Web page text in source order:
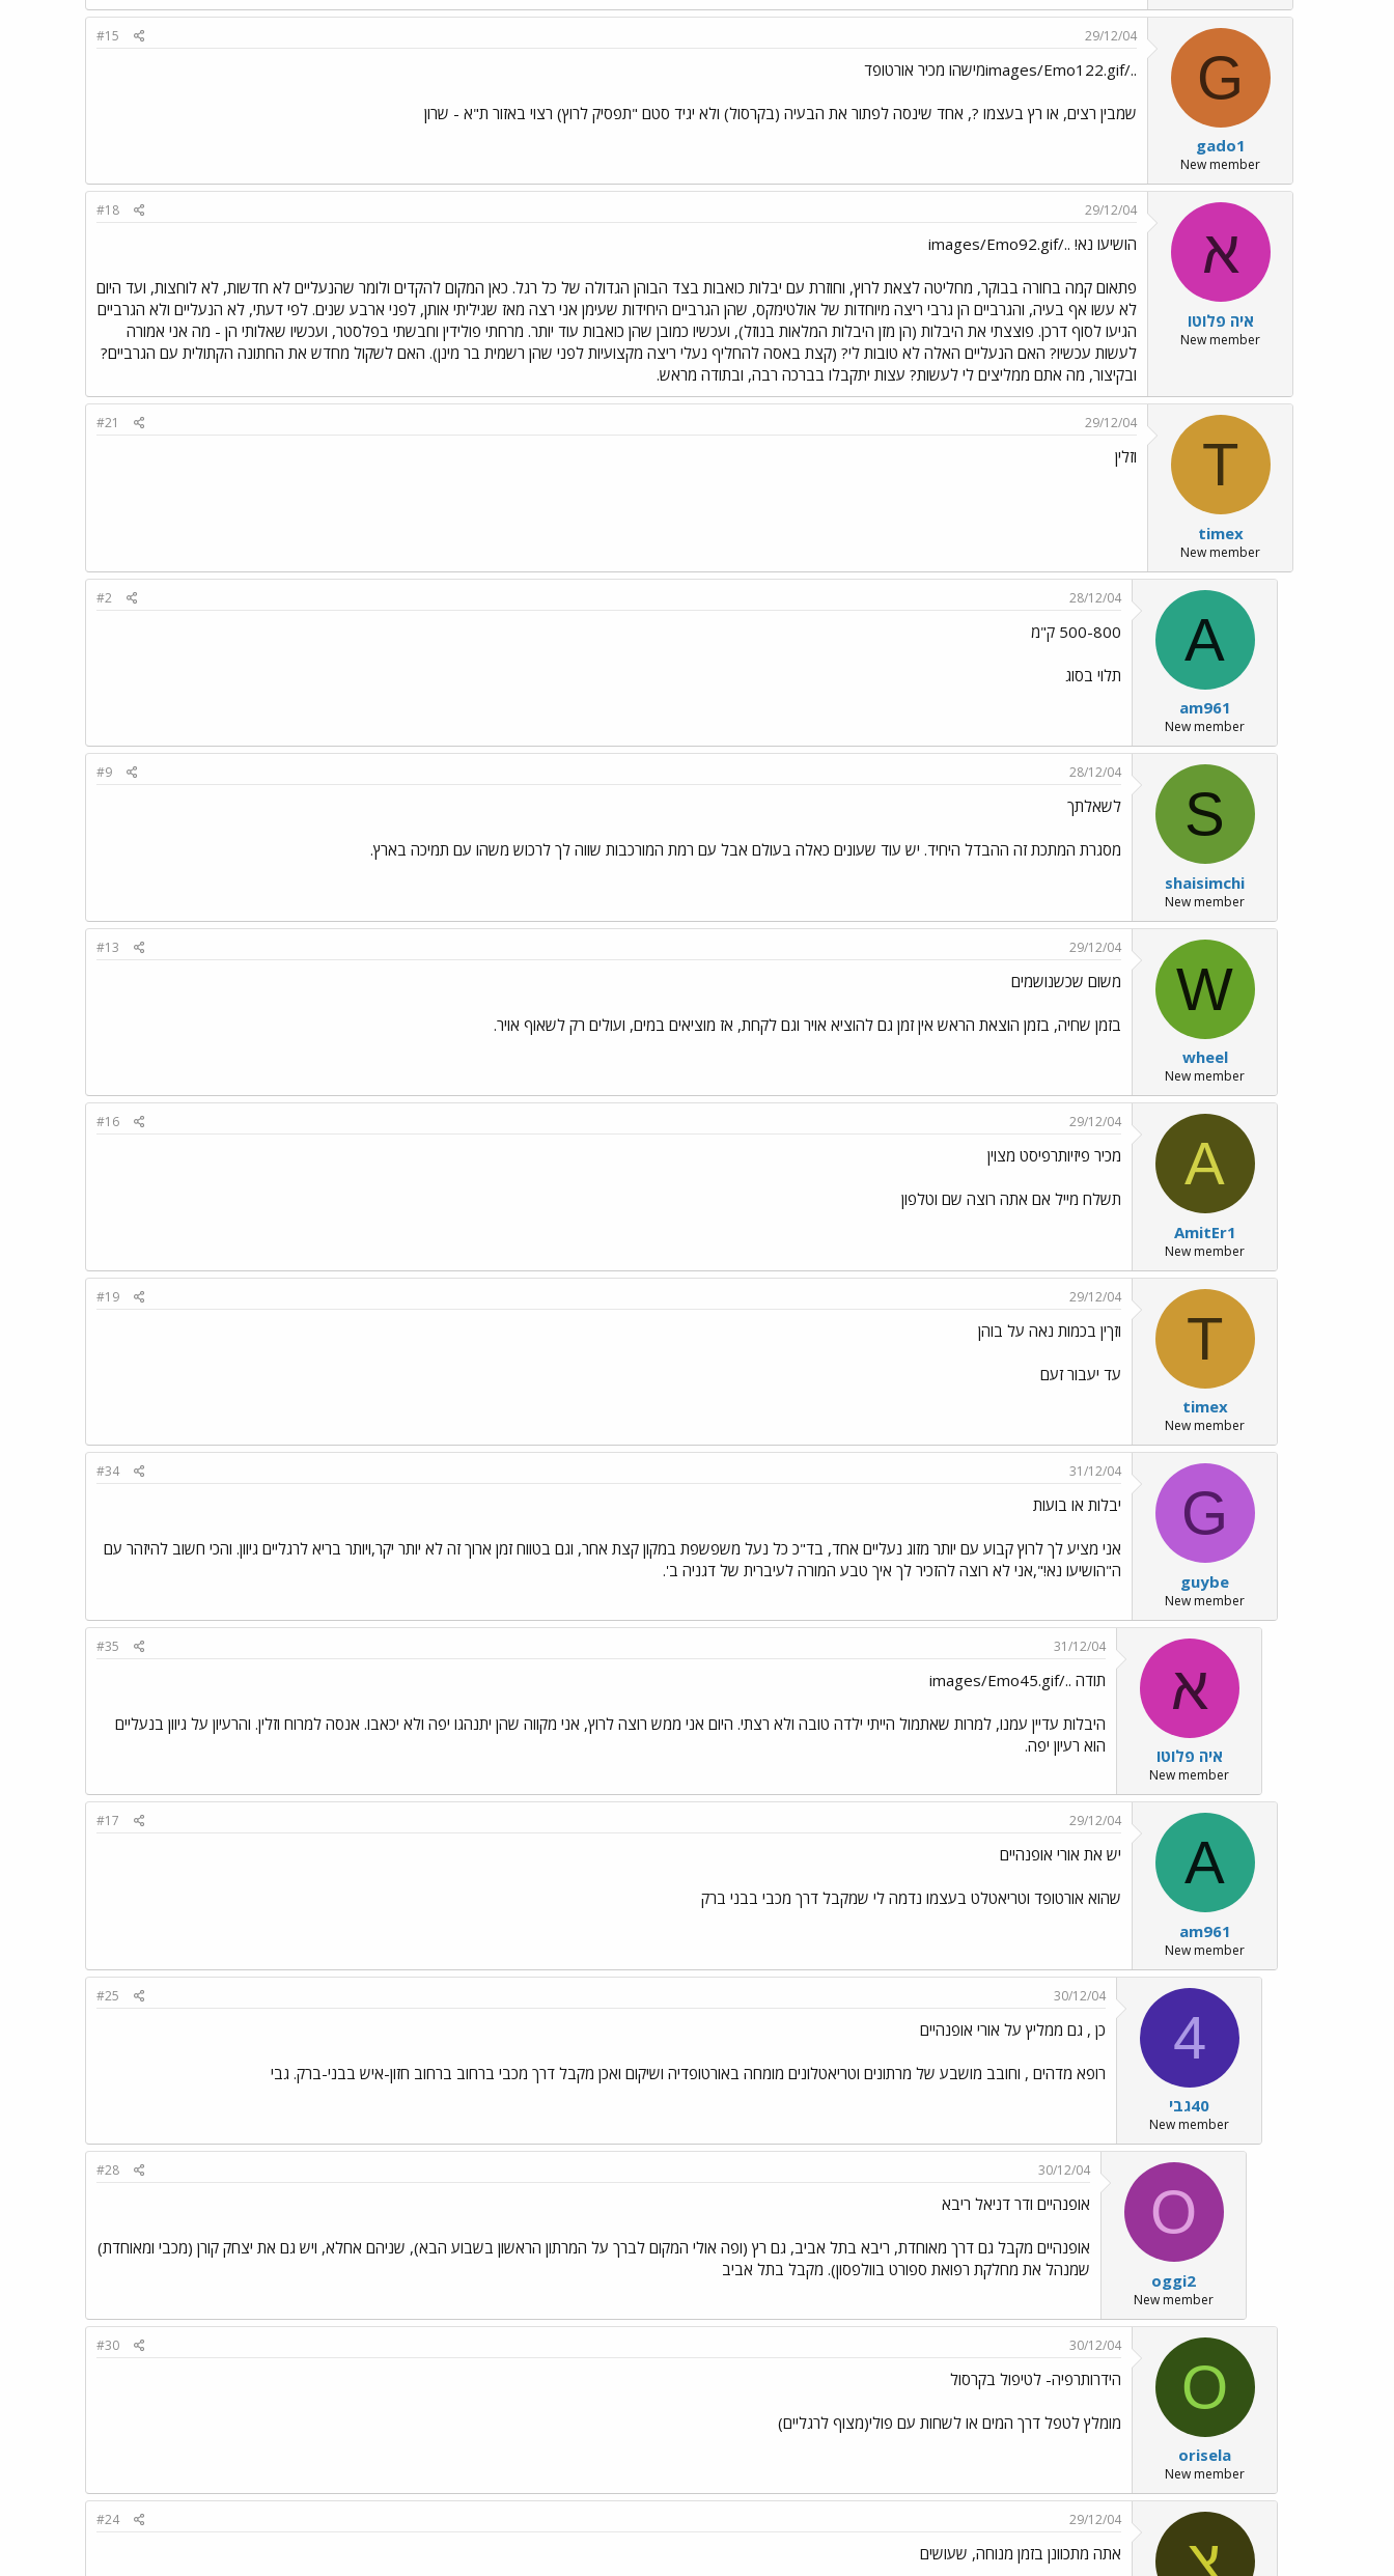
G
gado1
New member
29/12/04
#15
../images/Emo122.gifמישהו מכיר אורטופד
שמבין רצים, או רץ בעצמו ?, אחד שינסה לפתור את הבעיה (בקרסול) ולא יגיד סטם "תפסיק לרוץ) רצוי באזור ת"א - שרון
א
איה פלוטו
New member
29/12/04
#18
הושיעו נא! ../images/Emo92.gif
פתאום קמה בחורה בבוקר, מחליטה לצאת לרוץ, וחוזרת עם יבלות כואבות בצד הבוהן הגדולה של כל רגל. כאן המקום להקדים ולומר שהנעליים לא חדשות, לא לוחצות, ועד היום
לא עשו אף בעיה, והגרביים הן גרבי ריצה מיוחדות של אולטימקס, שהן הגרביים היחידות שעימן אני רצה מאז שגיליתי אותן, לפני ארבע שנים. לפי דעתי, לא הנעליים ולא הגרביים
הגיעו לסוף דרכן. פוצצתי את היבלות (הן מזן היבלות המלאות בנוזל), ועכשיו כמובן שהן כואבות עוד יותר. מרחתי פולידין וחבשתי בפלסטר, ועכשיו שאלותי הן - מה אני אמורה
לעשות עכשיו? האם הנעליים האלה לא טובות לי? (קצת באסה להחליף נעלי ריצה מקצועיות לפני שהן רשמית בר מינן). האם לשקול מחדש את החתונה הקתולית עם הגרביים?
ובקיצור, מה אתם ממליצים לי לעשות? עצות יתקבלו בברכה רבה, ובתודה מראש.
T
timex
New member
29/12/04
#21
וזלין
A
am961
New member
28/12/04
#2
500-800 ק"מ
תלוי בסוג
S
shaisimchi
New member
28/12/04
#9
לשאלתך
מסגרת המתכת זה ההבדל היחיד. יש עוד שעונים כאלה בעולם אבל עם רמת המורכבות שווה לך לרכוש משהו עם תמיכה בארץ.
W
wheel
New member
29/12/04
#13
משום שכשנושמים
בזמן שחיה, בזמן הוצאת הראש אין זמן גם להוציא אויר וגם לקחת, אז מוציאים במים, ועולים רק לשאוף אויר.
A
AmitEr1
New member
29/12/04
#16
מכיר פיזיותרפיסט מצוין
תשלח מייל אם אתה רוצה שם וטלפון
T
timex
New member
29/12/04
#19
וזךין בכמות נאה על בוהן
עד יעבור זעם
G
guybe
New member
31/12/04
#34
יבלות או בועות
אני מציע לך לרוץ קבוע עם יותר מזוג נעליים אחד, בד"כ כל נעל משפשפת במקון קצת אחר, וגם בטווח זמן ארוך זה לא יותר יקר,ויותר בריא לרגליים גיוון. והכי חשוב להיזהר עם
ה"הושיעו נא!",אני לא רוצה להזכיר לך איך טבע המורה לעיברית של דגניה ב'.
א
איה פלוטו
New member
31/12/04
#35
תודה ../images/Emo45.gif
היבלות עדיין עמנו, למרות שאתמול הייתי ילדה טובה ולא רצתי. היום אני ממש רוצה לרוץ, אני מקווה שהן יתנהגו יפה ולא יכאבו. אנסה למרוח וזלין. והרעיון על גיוון בנעליים
הוא רעיון יפה.
A
am961
New member
29/12/04
#17
יש את אורי אופנהיים
שהוא אורטופד וטריאטלט בעצמו נדמה לי שמקבל דרך מכבי בבני ברק
4
40גבי
New member
30/12/04
#25
כן , גם ממליץ על אורי אופנהיים
רופא מדהים , וחובב מושבע של מרתונים וטריאטלונים מומחה באורטופדיה ושיקום ואכן מקבל דרך מכבי ברחוב ברחוב חזון-איש בבני-ברק. גבי
O
oggi2
New member
30/12/04
#28
אופנהיים ודר דניאל ריבא
אופנהיים מקבל גם דרך מאוחדת, ריבא בתל אביב, גם רץ (ופה אולי המקום לברך על המרתון הראשון בשבוע הבא), שניהם אחלא, ויש גם את יצחק קורן (מכבי ומאוחדת)
שמנהל את מחלקת רפואת ספורט בוולפסון). מקבל בתל אביב
O
orisela
New member
30/12/04
#30
הידרותרפיה- לטיפול בקרסול
מומלץ לטפל דרך המים או לשחות עם פולי(מצוף לרגליים)
צ
29/12/04
#24
אתה מתכוונן בזמן מנוחה, שעושים